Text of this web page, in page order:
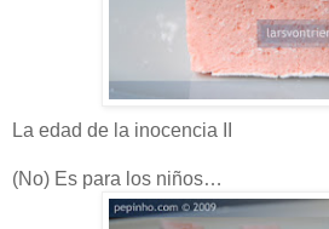
La edad de la inocencia II
(No) Es para los niños…